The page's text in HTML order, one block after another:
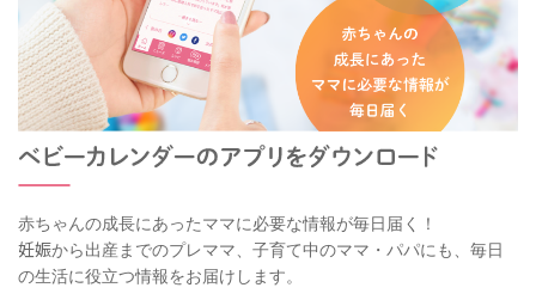
赤ちゃんの成長にあったママに必要な情報が毎日届く！
妊娠から出産までのプレママ、子育て中のママ・パパにも、毎日
の生活に役立つ情報をお届けします。